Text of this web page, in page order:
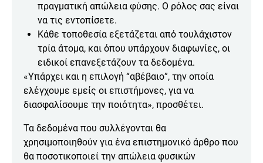
πραγματική απώλεια φύσης. Ο ρόλος σας είναι
να τις εντοπίσετε.
Κάθε τοποθεσία εξετάζεται από τουλάχιστον
τρία άτομα, και όπου υπάρχουν διαφωνίες, οι
ειδικοί επανεξετάζουν τα δεδομένα.
«Υπάρχει και η επιλογή “αβέβαιο”, την οποία
ελέγχουμε εμείς οι επιστήμονες, για να
διασφαλίσουμε την ποιότητα», προσθέτει.
Τα δεδομένα που συλλέγονται θα
χρησιμοποιηθούν για ένα επιστημονικό άρθρο που
θα ποσοτικοποιεί την απώλεια φυσικών